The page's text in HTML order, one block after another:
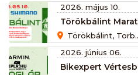
2026. május 10.
Törökbálint
Törökbálint, Torbágy u. 1, 2045
2026. június 06.
Bikexpert